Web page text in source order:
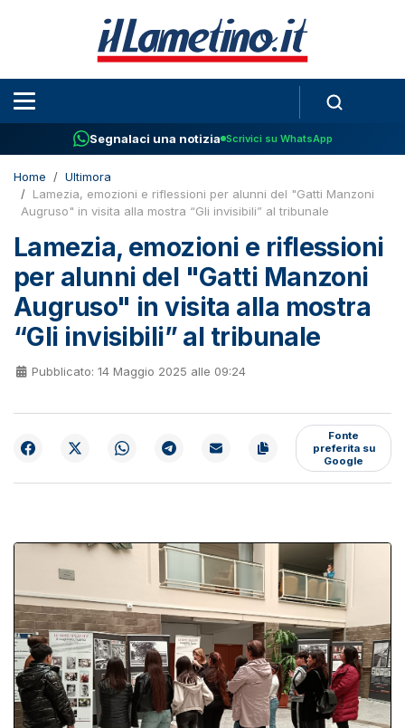
Segnalaci una notizia Scrivici su WhatsApp
Home
Ultimora
Lamezia, emozioni e riflessioni per alunni del "Gatti Manzoni
Augruso" in visita alla mostra “Gli invisibili” al tribunale
Lamezia, emozioni e riflessioni
per alunni del "Gatti Manzoni
Augruso" in visita alla mostra
“Gli invisibili” al tribunale
Pubblicato: 14 Maggio 2025 alle 09:24
Fonte
preferita su
Google